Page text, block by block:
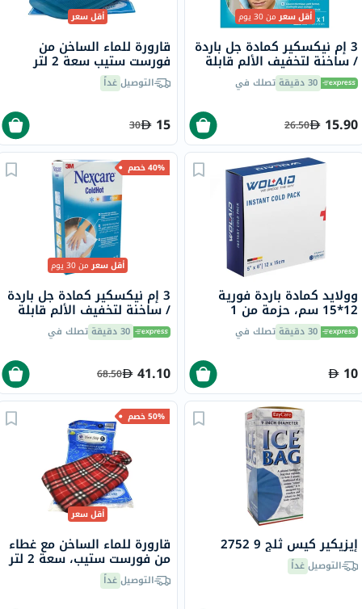
أقل سعرمن 30 يوم
3 إم نيكسكير كمادة جل باردة
/ ساخنة لتخفيف الألم قابلة
لإعادة الإستخدام، حجم صغير
30 دقيقة تصلك في
15.90
26.50
أقل سعر
قارورة للماء الساخن من
فورست ستيب سعة 2 لتر
التوصيلغداً
15
30
وولايد كمادة باردة فورية
12*15 سم، حزمة من 1
30 دقيقة تصلك في
10
40% خصم
أقل سعرمن 30 يوم
3 إم نيكسكير كمادة جل باردة
/ ساخنة لتخفيف الألم قابلة
لإعادة الإستخدام، حجم
ماكسي30 دقيقة تصلك في
41.10
68.50
إيزيكير كيس ثلج 9 2752
التوصيلغداً
50% خصم
أقل سعر
قارورة للماء الساخن مع غطاء
من فورست ستيب، سعة 2 لتر
التوصيلغداً